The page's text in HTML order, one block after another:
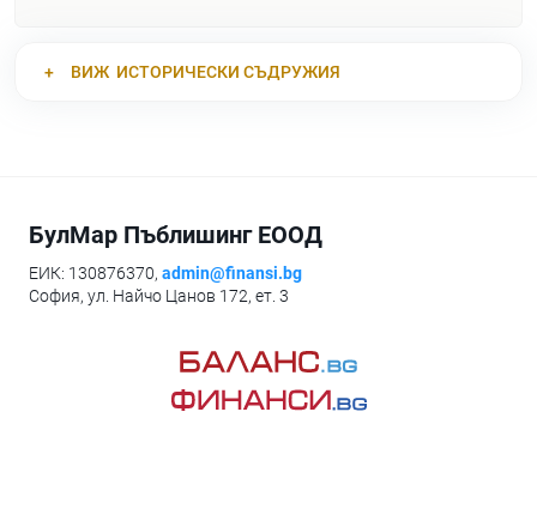
ВИЖ ИСТОРИЧЕСКИ СЪДРУЖИЯ
БулМар Пъблишинг ЕООД
ЕИК: 130876370, admin@finansi.bg
София, ул. Найчо Цанов 172, ет. 3